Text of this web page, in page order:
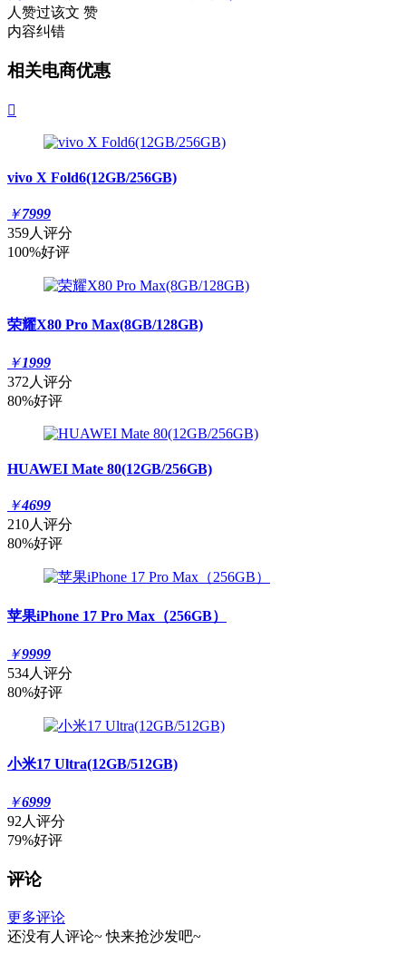
人赞过该文 赞
内容纠错
相关电商优惠

vivo X Fold6(12GB/256GB)
￥7999
359人评分
100%好评
荣耀X80 Pro Max(8GB/128GB)
￥1999
372人评分
80%好评
HUAWEI Mate 80(12GB/256GB)
￥4699
210人评分
80%好评
苹果iPhone 17 Pro Max（256GB）
￥9999
534人评分
80%好评
小米17 Ultra(12GB/512GB)
￥6999
92人评分
79%好评
评论
更多评论
还没有人评论~ 快来抢沙发吧~